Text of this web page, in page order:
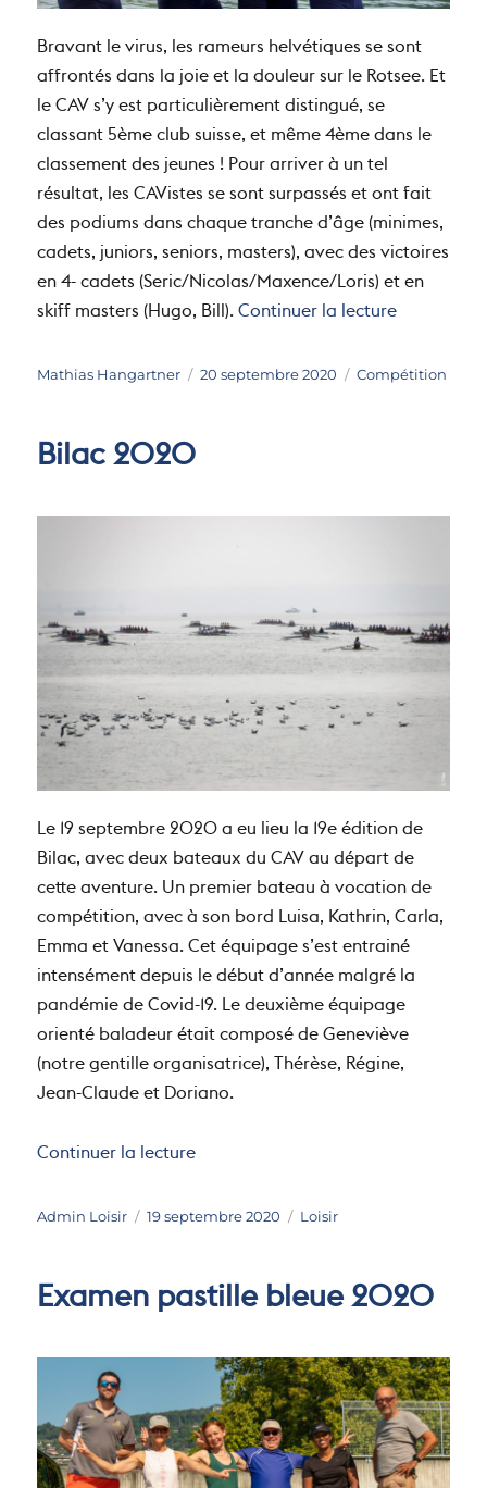
Bravant le virus, les rameurs helvétiques se sont
affrontés dans la joie et la douleur sur le Rotsee. Et
le CAV s’y est particulièrement distingué, se
classant 5ème club suisse, et même 4ème dans le
classement des jeunes ! Pour arriver à un tel
résultat, les CAVistes se sont surpassés et ont fait
des podiums dans chaque tranche d’âge (minimes,
cadets, juniors, seniors, masters), avec des victoires
en 4- cadets (Seric/Nicolas/Maxence/Loris) et en
skiff masters (Hugo, Bill).Continuer la lecturede «
Auteur
Mathias Hangartner
Publié
20 septembre 2020 Catégories
Compétition
Bilac 2020
Le 19 septembre 2020 a eu lieu la 19e édition de
Bilac, avec deux bateaux du CAV au départ de
cette aventure. Un premier bateau à vocation de
compétition, avec à son bord Luisa, Kathrin, Carla,
Emma et Vanessa. Cet équipage s’est entrainé
intensément depuis le début d’année malgré la
pandémie de Covid-19. Le deuxième équipage
orienté baladeur était composé de Geneviève
(notre gentille organisatrice), Thérèse, Régine,
Jean-Claude et Doriano.
Continuer la lecturede « Bilac 2020 »
Auteur
Admin Loisir
Publié
19 septembre 2020 Catégories
Loisir
Examen pastille bleue 2020